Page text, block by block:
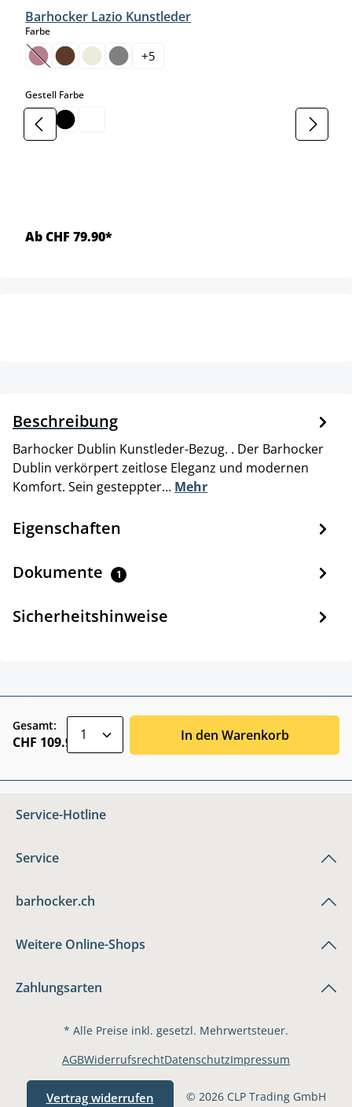
Barhocker Lazio Kunstleder
Farbeauswählen
(Diese Option ist zurzeit nicht verfügbar.)
+5
Gestell Farbeauswählen
Ab CHF 79.90*
Beschreibung
Barhocker Dublin Kunstleder-Bezug. . Der Barhocker
Dublin verkörpert zeitlose Eleganz und modernen
Komfort. Sein gesteppter… Mehr
Eigenschaften
Dokumente 1
Sicherheitshinweise
Gesamt:
CHF 109.90 In den Warenkorb
Service-Hotline
Service
barhocker.ch
Weitere Online-Shops
Zahlungsarten
* Alle Preise inkl. gesetzl. Mehrwertsteuer.
Vertrag widerrufen © 2026 CLP Trading GmbH
AGBWiderrufsrechtDatenschutzImpressum